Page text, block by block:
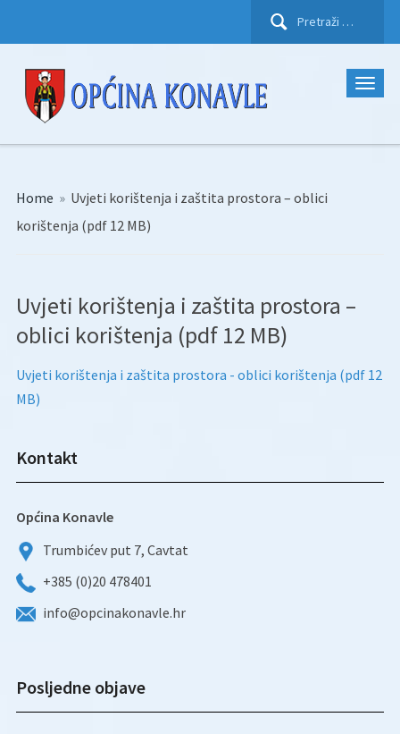
Pretraži:
Home » Uvjeti korištenja i zaštita prostora – oblici
korištenja (pdf 12 MB)
Uvjeti korištenja i zaštita prostora –
oblici korištenja (pdf 12 MB)
Uvjeti korištenja i zaštita prostora - oblici korištenja (pdf 12
MB)
Kontakt
Općina Konavle
Trumbićev put 7, Cavtat
+385 (0)20 478401
info@opcinakonavle.hr
Posljedne objave